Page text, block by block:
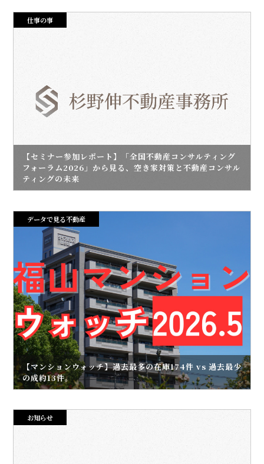
仕事の事
【セミナー参加レポート】「全国不動産コンサルティング
フォーラム2026」から見る、空き家対策と不動産コンサル
ティングの未来
データで見る不動産
【マンションウォッチ】過去最多の在庫174件 vs 過去最少
の成約13件。
お知らせ